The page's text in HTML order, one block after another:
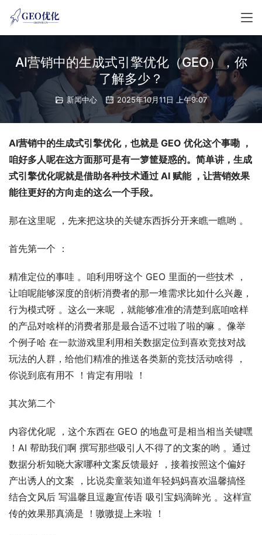
AI营销中的生成式引擎优化（GEO），你
了解多少？
新闻中心 2025年10月11日 上午9:07
AI营销中的生成式引擎优化，也就是 GEO 优化这个事嘞 ，
咱好多人呢在这方面那可是有一箩筐疑惑的。简单讲，生成
式引擎优化呢就是借助各种技术通过 AI 赋能 ，让营销效果
能往更好的方向走的这么一个手段。
那在这里呢 ，先来把这块的关键东西拆分开来瞧一瞧哟 。
首先第一个 ：
精准定位的事哇 。咱利用呀这个 GEO 里面的一些技术 ，
让咱呢能够深度的剖析消费者的那一堆需求比如什么兴趣，
行为模式呀 。这么一来呢 ，就能够准准的清楚到底咱啥样
的产品对啥样的消费者那是最合适不过啦了啦的嘛 。像举
个例子哈 在一款游戏里利用相关数据定位到喜欢竞技对战
玩法的人群，给他们精准的推送各类新的竞技活动啥得 ，
你说到底有用不 ！肯定有用啦 ！
其次第二个
内容优化呢 ，这个东西在 GEO 的地盘可是相当相当关键嘿
！AI 帮助我们啊 撰写那些吸引人不得了的文案的哟 。通过
数据分析知晓大家哪种文案反馈最好 ，接着按照这个偏好
产出诱人的文案 ，比说卖童装知道年轻妈妈喜欢温馨搞怪
结合文风后 写温馨且逗趣宣传语 吸引宝妈滴眸光 。这样宣
传的效果那真滴是 ！嗷嗷提上来啦 ！